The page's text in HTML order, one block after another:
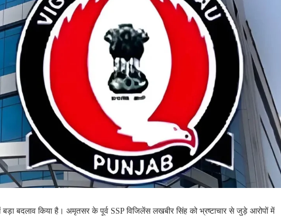
बड़ा बदलाव किया है। अमृतसर के पूर्व SSP विजिलेंस लखबीर सिंह को भ्रष्टाचार से जुड़े आरोपों में